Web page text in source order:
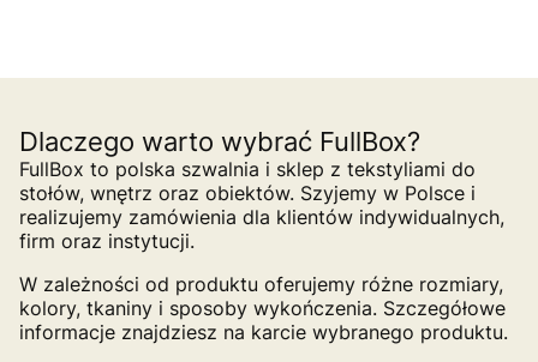
Dlaczego warto wybrać FullBox?
FullBox to polska szwalnia i sklep z tekstyliami do
stołów, wnętrz oraz obiektów. Szyjemy w Polsce i
realizujemy zamówienia dla klientów indywidualnych,
firm oraz instytucji.
W zależności od produktu oferujemy różne rozmiary,
kolory, tkaniny i sposoby wykończenia. Szczegółowe
informacje znajdziesz na karcie wybranego produktu.